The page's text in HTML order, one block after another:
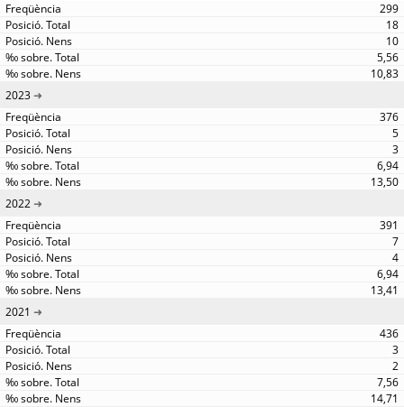
299
18
10
5,56
10,83
2023
376
5
3
6,94
13,50
2022
391
7
4
6,94
13,41
2021
436
3
2
7,56
14,71